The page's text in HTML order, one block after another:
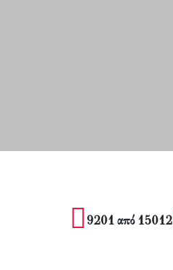
9201 από 15012